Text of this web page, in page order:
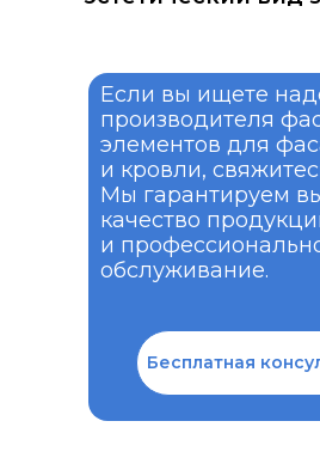
Бесплатная
Если вы ищете
производителя
элементов для
и кровли,
Мы гарантируем
качество
и
обслуживание.